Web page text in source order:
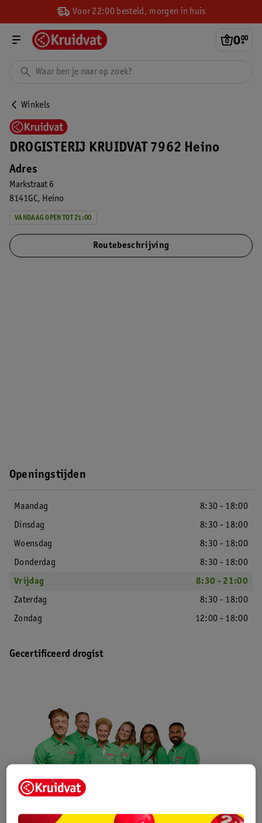
Voor 22:00 besteld, morgen in huis
0.
00
Winkels
DROGISTERIJ KRUIDVAT 7962 Heino
Adres
Markstraat 6
8141GC
Heino
VANDAAG OPEN TOT 21:00
Routebeschrijving
Openingstijden
Maandag
8:30 - 18:00
Dinsdag
8:30 - 18:00
Woensdag
8:30 - 18:00
Donderdag
8:30 - 18:00
Vrijdag
8:30 - 21:00
Zaterdag
8:30 - 18:00
Zondag
12:00 - 18:00
Gecertificeerd drogist